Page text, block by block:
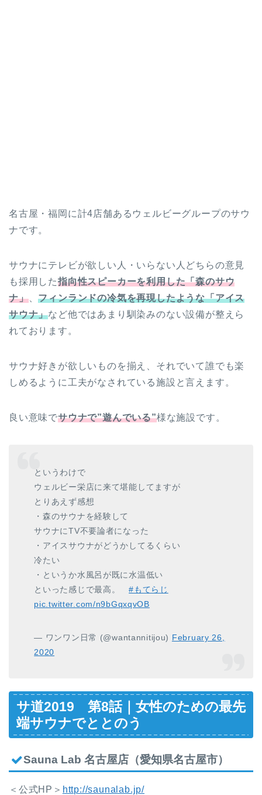
名古屋・福岡に計4店舗あるウェルビーグループのサウ
ナです。
サウナにテレビが欲しい人・いらない人どちらの意見
も採用した指向性スピーカーを利用した「森のサウ
ナ」、フィンランドの冷気を再現したような「アイス
サウナ」など他ではあまり馴染みのない設備が整えら
れております。
サウナ好きが欲しいものを揃え、それでいて誰でも楽
しめるように工夫がなされている施設と言えます。
良い意味でサウナで”遊んでいる”様な施設です。
というわけで
ウェルビー栄店に来て堪能してますが
とりあえず感想
・森のサウナを経験して
サウナにTV不要論者になった
・アイスサウナがどうかしてるくらい
冷たい
・というか水風呂が既に水温低い
といった感じで最高。#もてらじ
pic.twitter.com/n9bGqxqvOB
— ワンワン日常 (@wantannitijou) February 26,
2020
サ道2019 第8話｜女性のための最先
端サウナでととのう
Sauna Lab 名古屋店（愛知県名古屋市）
＜公式HP＞ http://saunalab.jp/